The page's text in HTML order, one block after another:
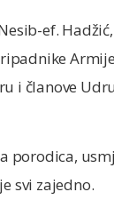
ef.
i članove
porodica,
svi zajedno.